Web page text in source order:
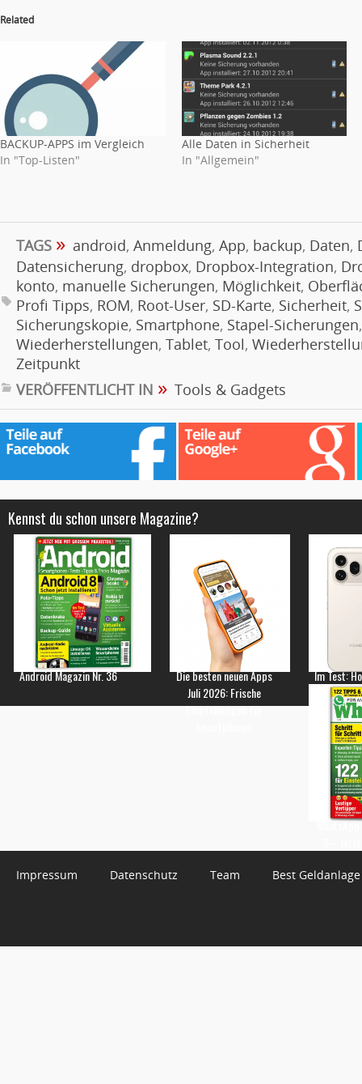
Related
BACKUP-APPS im Vergleich
In "Top-Listen"
Alle Daten in Sicherheit
In "Allgemein"
TAGS » android, Anmeldung, App, backup, Daten,
Datensicherung, dropbox, Dropbox-Integration,
konto, manuelle Sicherungen, Möglichkeit,
Profi Tipps, ROM, Root-User, SD-Karte, Sicherheit,
Sicherungskopie, Smartphone, Stapel-Sicherungen
Wiederherstellungen, Tablet, Tool,
Zeitpunkt
VERÖFFENTLICHT IN » Tools & Gadgets
Kennst du schon unsere Magazine?
Android Magazin Nr. 36
Die besten neuen Apps
Juli 2026: Frische
Empfehlungen für
Im Test:
Impressum Datenschutz Team Best Geldanlage